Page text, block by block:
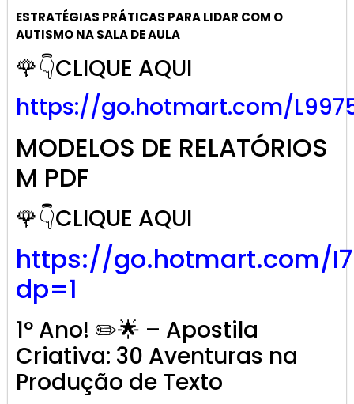
ESTRATÉGIAS PRÁTICAS PARA LIDAR COM O
AUTISMO NA SALA DE AULA
🌹👇CLIQUE AQUI
https://go.hotmart.com/
MODELOS DE RELATÓRIOS
M PDF
🌹👇CLIQUE AQUI
https://go.hotmart.com/
dp=1
1º Ano! ✏️🌟 – Apostila
Criativa: 30 Aventuras na
Produção de Texto